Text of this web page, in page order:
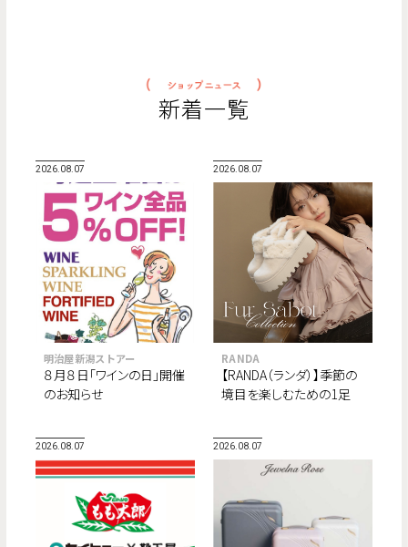
新着一覧
2026.08.07
明治屋新潟ストアー
８月８日「ワインの日」開催
のお知らせ
2026.08.07
RANDA
【RANDA（ランダ）】季節の
境目を楽しむための1足
2026.08.07 2026.08.07